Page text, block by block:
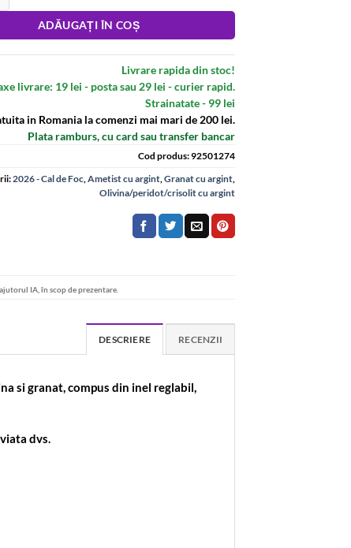
ADĂUGAȚI ÎN COȘ
Livrare rapida din stoc!
livrare: 19 lei - posta sau 29 lei - curier rapid.
Strainatate - 99 lei
in Romania la comenzi mai mari de 200 lei.
Plata ramburs, cu card sau transfer bancar
Cod produs:92501274
2026 - Cal de Foc,Ametist cu argint,Granat cu argint,
Olivina/peridot/crisolit cu argint
IA, în scop de prezentare.
DESCRIERE RECENZII
si granat, compus din inel reglabil,
dvs.